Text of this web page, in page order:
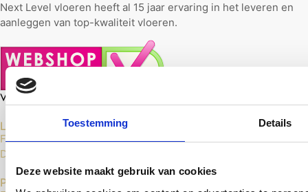
Toestemming Details
Deze website maakt gebruik van cookies
Next Level vloeren heeft al 15 jaar ervaring in het leveren en
aanleggen van top-kwaliteit vloeren.
Laminaat Vloeren
Floer Laminaat
Douwes Dekker Laminaat
PVC Vloeren